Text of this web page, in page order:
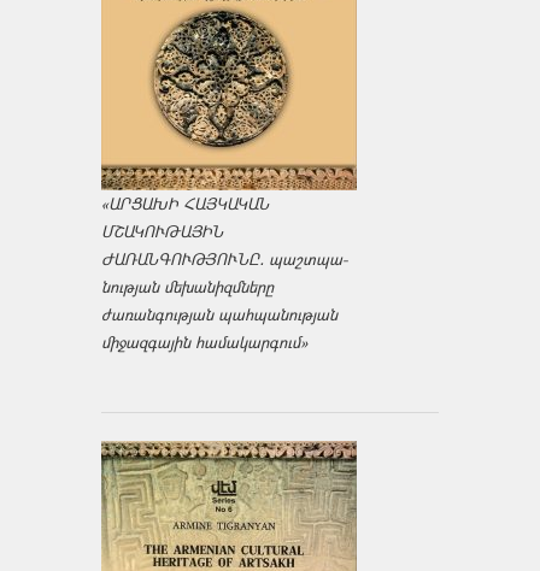
«ԱՐՑԱԽԻ ՀԱՅԿԱԿԱՆ
ՄՇԱԿՈՒԹԱՅԻՆ
ԺԱՌԱՆԳՈՒԹՅՈՒՆԸ․ պաշտպա­
նության մեխանիզմները
ժառանգության պահպանության
միջազ­գային համակարգում»